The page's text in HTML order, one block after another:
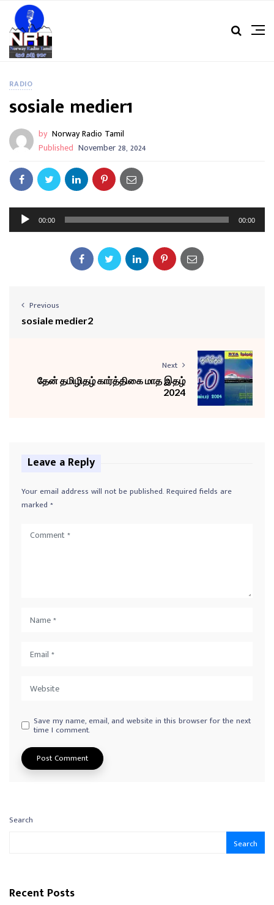
RADIO
sosiale medier1
by Norway Radio Tamil
Published November 28, 2024
u
00:00 00:00
Previous
sosiale medier2
Next
தேன் தமிழிதழ் கார்த்திகை மாத இதழ்
2024
Leave a Reply
Your email address will not be published.Required fields are
marked *
Save my name, email, and website in this browser for the next
time I comment.
Search
Search
Recent Posts